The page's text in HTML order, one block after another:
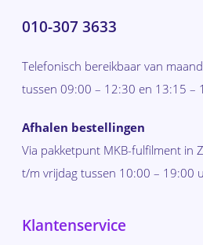
010-307 3633
Telefonisch bereikbaar van
tussen 09:00 – 12:30 en 13:15 –
Afhalen bestellingen
Via pakketpunt MKB-fulfilment in
t/m vrijdag tussen 10:00 – 19:00
Klantenservice